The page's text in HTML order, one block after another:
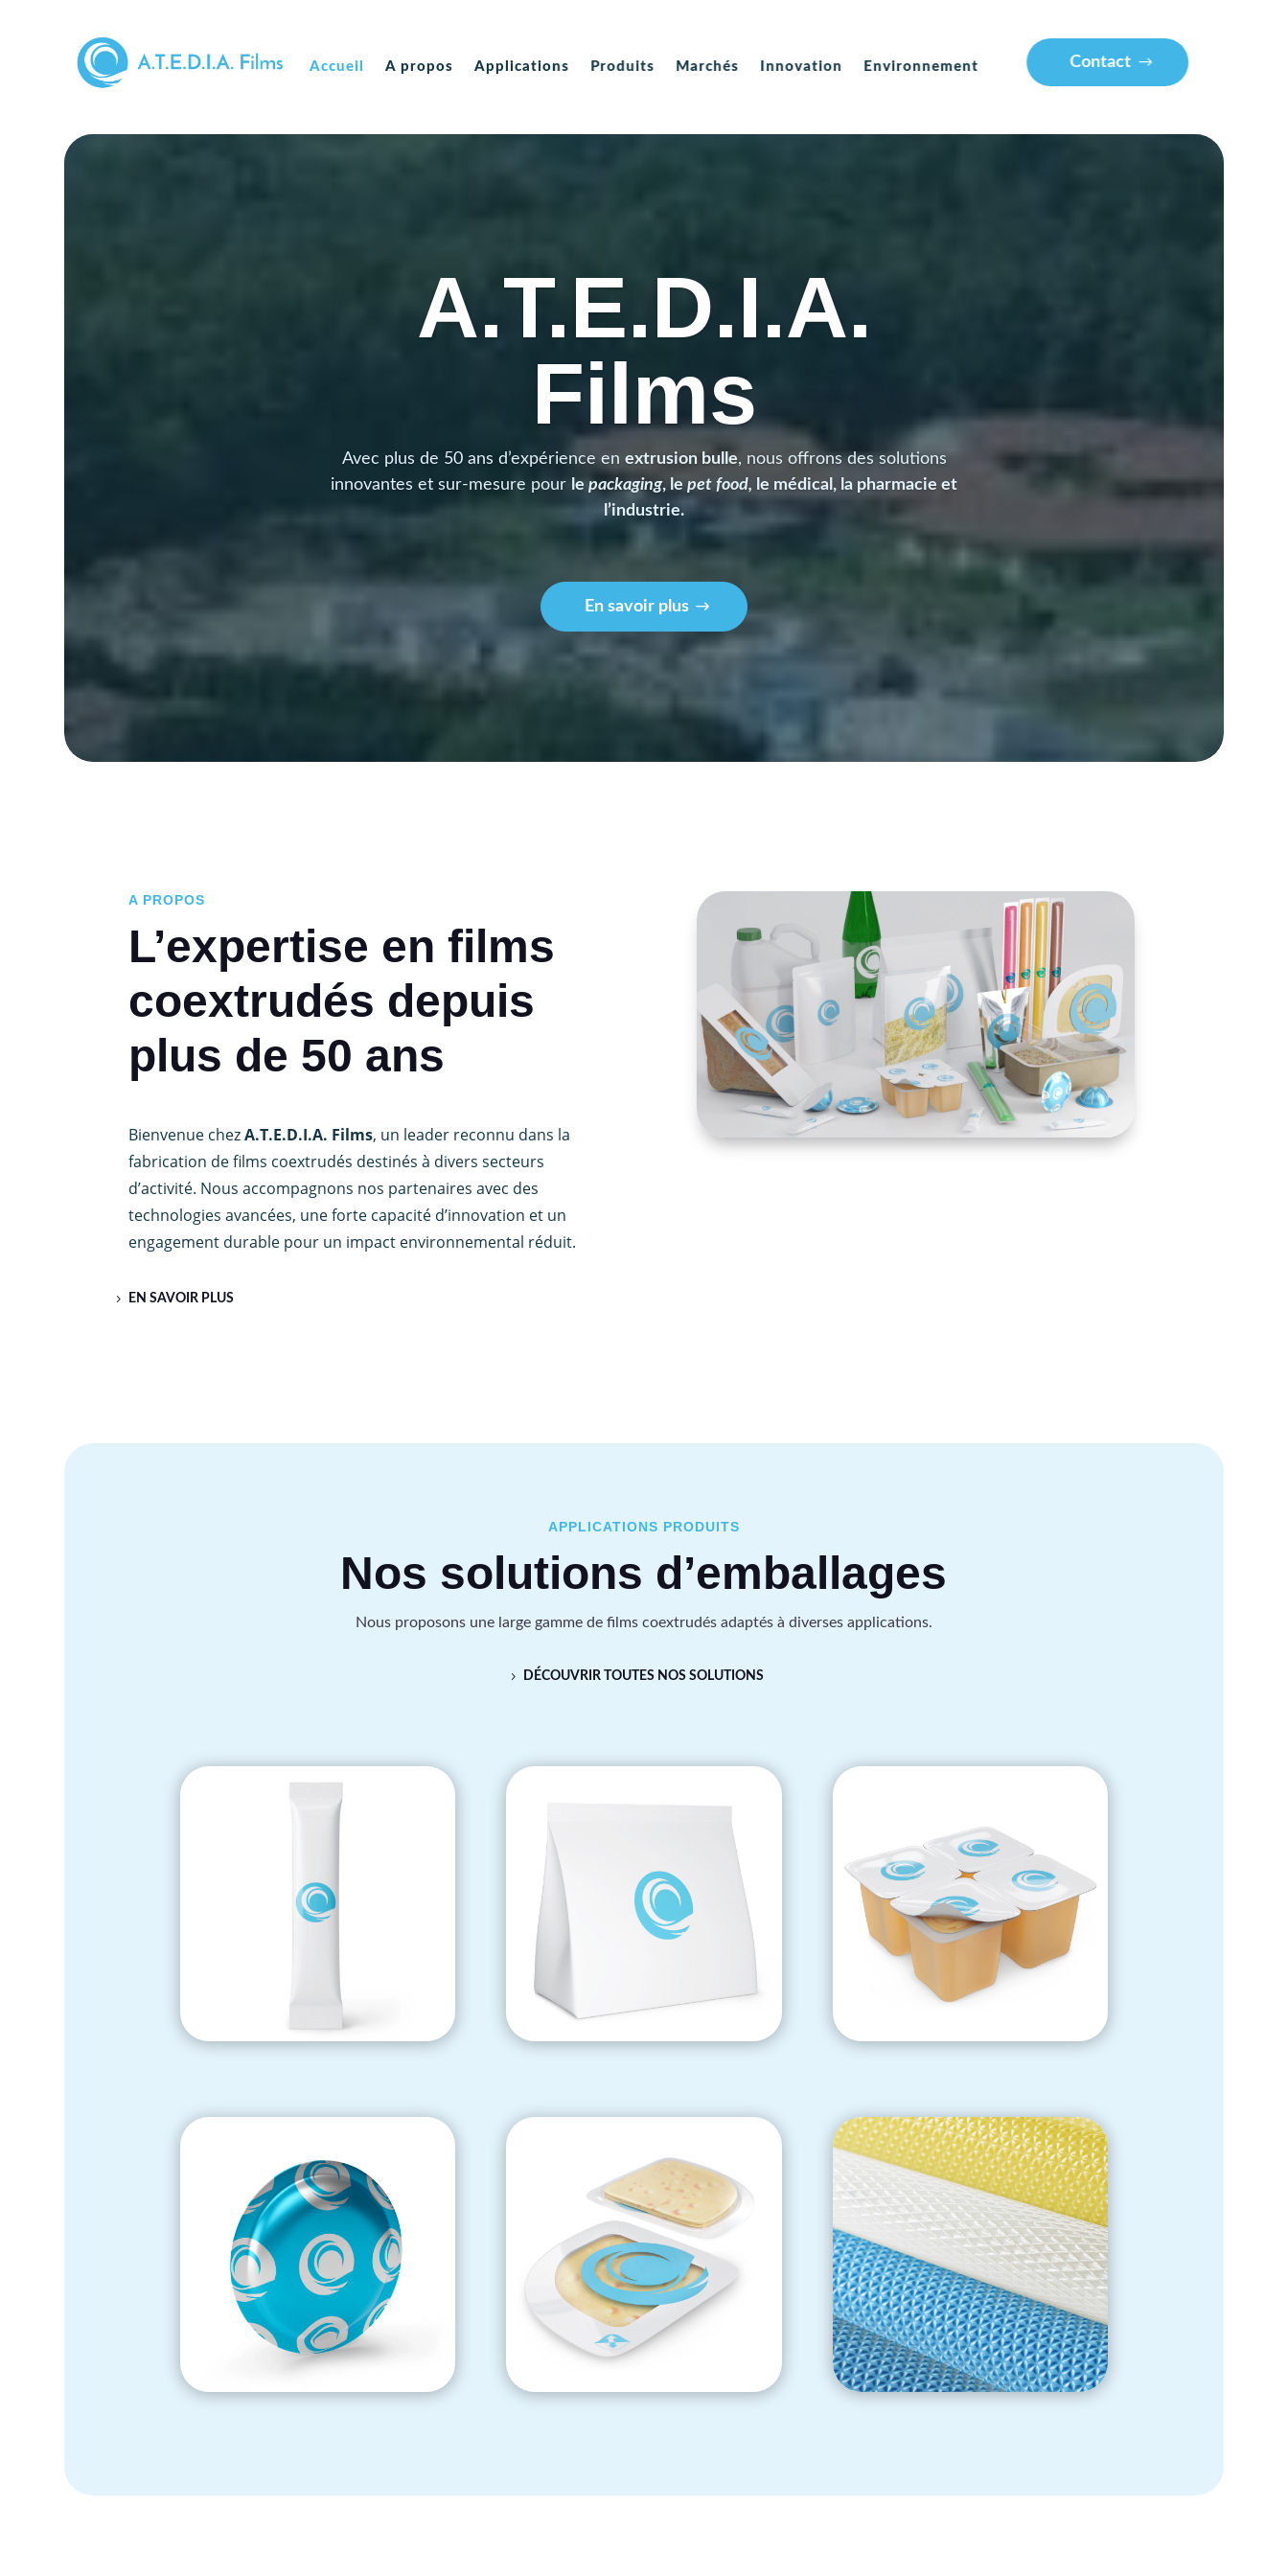
Accueil A propos Applications Produits Marchés Innovation Environnement Contact
Accueil A propos Applications Produits Marchés Innovation Environnement Contact
A.T.E.D.I.A.
Films
Avec plus de 50 ans d’expérience en extrusion bulle, nous offrons des solutions
innovantes et sur-mesure pour le packaging, le pet food, le médical, la pharmacie et
l’industrie.
En savoir plus
A PROPOS
L’expertise en films
coextrudés depuis
plus de 50 ans
Bienvenue chezA.T.E.D.I.A. Films, un leader reconnu dans la
fabrication de films coextrudés destinés à divers secteurs
d’activité. Nous accompagnons nos partenaires avec des
technologies avancées, une forte capacité d’innovation et un
engagement durable pour un impact environnemental réduit.
EN SAVOIR PLUS
APPLICATIONS PRODUITS
Nos solutions d’emballages
Nous proposons une large gamme de films coextrudés adaptés à diverses applications.
DÉCOUVRIR TOUTES NOS SOLUTIONS
Films dédiés aux emballages légers
pour la protection et la
conservation de divers produits.